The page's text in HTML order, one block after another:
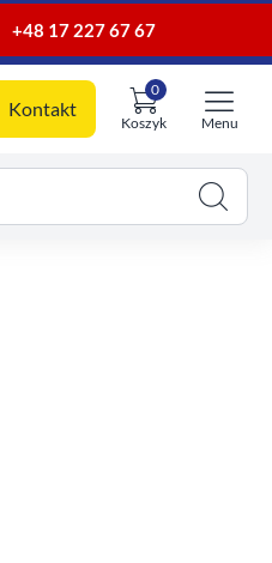
+48 17 227 67 67
Kontakt
Koszyk
0
Menu